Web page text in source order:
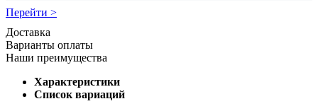
Перейти >
Доставка
Варианты оплаты
Наши преимущества
Характеристики
Список вариаций